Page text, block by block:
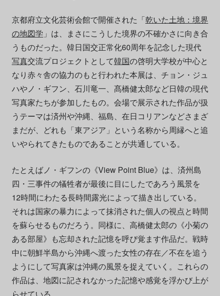
京都府立文化芸術会館で開催された「乾いた土地：境界
の地図学 」は、まさにこうした境界の不確かさに向き合
うものだった。韓日国交正常化60周年を記念した現代
写真交流プロジェクトとして韓国の啓明大学校が中心と
なり赤々舎の協力のもと行われた本展は、チョン・ジュ
ハやノ・ギフン、石川竜一、髙橋健太郎など日韓の現代
写真家たちが参加したもの。会場で展示された作品が扱
うテーマは済州や沖縄、福島、在日コリアンなどさまざ
まだが、どれも「東アジア」という名称から周縁へと追
いやられてきたものであることが共通している。
たとえばノ・ギフンの《View Point Blue》は、済州島
四・三事件の犠牲者が最後に目にしたであろう風景を
12時間にわたる長時間露光によって描き出している。
それは国家の暴力によって抹消された個人の視点と時間
を蘇らせるものだろう。同様に、高橋健太郎の《小菊の
ある部屋》も忘却された記憶を呼び覚ます作品だ。戦時
中に朝鮮半島から沖縄へ渡った女性の存在／不在を追う
ようにして写真家は沖縄の風景を捉えていく。これらの
作品は、地図に記されなかった記憶や感覚を浮かび上が